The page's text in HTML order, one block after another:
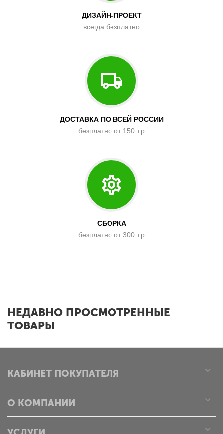
ДИЗАЙН-ПРОЕКТ
всегда безплатно
ДОСТАВКА ПО ВСЕЙ РОССИИ
безплатно от 150 т.р
СБОРКА
безплатно от 300 т.р
НЕДАВНО ПРОСМОТРЕННЫЕ
ТОВАРЫ
КАБИНЕТ ПОКУПАТЕЛЯ
О КОМПАНИИ